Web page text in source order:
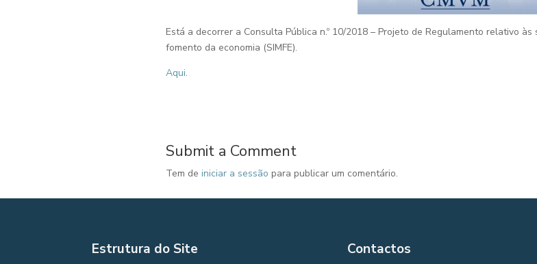
Está a decorrer a Consulta Pública n.º 10/2018 – Projeto de Regulamento relativo
fomento da economia (SIMFE).
Aqui.
Submit a Comment
Tem de iniciar a sessão para publicar um comentário.
Estrutura do Site Contactos